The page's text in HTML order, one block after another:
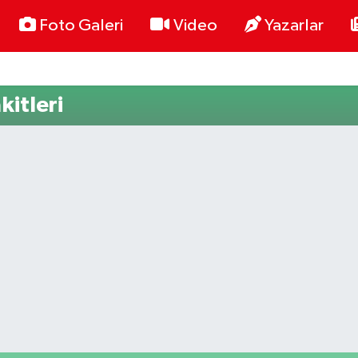
Foto Galeri Video Yazarlar